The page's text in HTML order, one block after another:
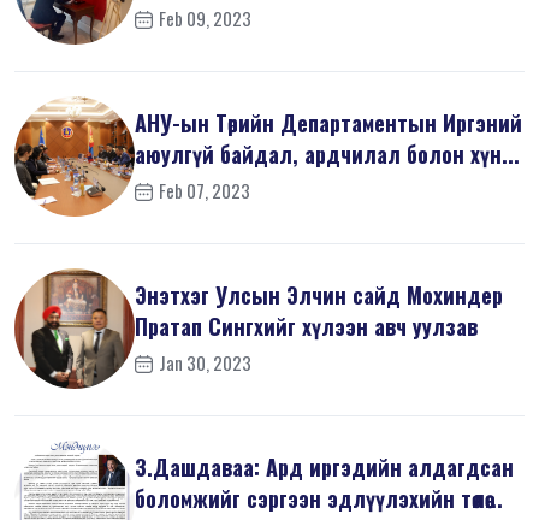
Feb 09, 2023
АНУ-ын Төрийн Департаментын Иргэний
аюулгүй байдал, ардчилал болон хүн...
Feb 07, 2023
Энэтхэг Улсын Элчин сайд Мохиндер
Пратап Сингхийг хүлээн авч уулзав
Jan 30, 2023
З.Дашдаваа: Ард иргэдийн алдагдсан
боломжийг сэргээн эдлүүлэхийн төлөө...